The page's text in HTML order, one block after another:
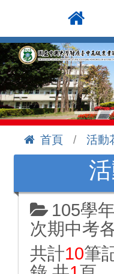
到
主
要
內
容
區
首頁
活動
105學
次期中考
共計10筆